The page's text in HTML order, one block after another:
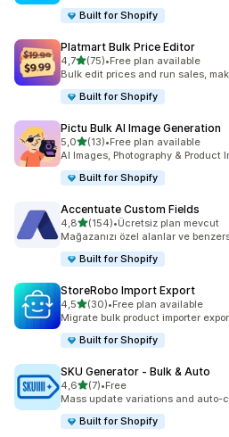
Built for Shopify
Platmart Bulk Price Editor
4,75 yıldız üzerinden
(75)
toplam 75 değerlendirme
•Free plan available
Bulk edit prices and run sales,
Built for Shopify
Pictu Bulk AI Image Generation
5,05 yıldız üzerinden
(13)
toplam 13 değerlendirme
•Free plan available
AI Images, Photography &
Built for Shopify
Accentuate Custom Fields
4,85 yıldız üzerinden
(154)
toplam 154 değerlendirme
•Ücretsiz plan mevcut
Mağazanızı özel alanlar ve
Built for Shopify
StoreRobo Import Export
4,55 yıldız üzerinden
(30)
toplam 30 değerlendirme
•Free plan available
Migrate bulk product importer
Built for Shopify
SKU Generator ‑ Bulk & Auto
4,65 yıldız üzerinden
(7)
toplam 7 değerlendirme
•Free
Mass update variations and auto-
Built for Shopify